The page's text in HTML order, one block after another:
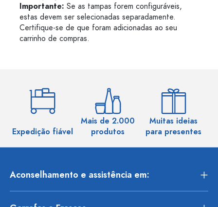
Importante: Se as tampas forem configuráveis,
estas devem ser selecionadas separadamente.
Certifique-se de que foram adicionadas ao seu
carrinho de compras.
Expedição fiável
Mais de 2.000
produtos
Muitas ideias
para presentes
Aconselhamento e assistência em: